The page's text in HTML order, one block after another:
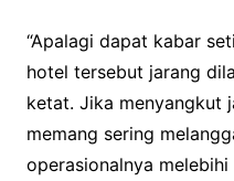
“Apalagi dapat kabar
hotel tersebut jarang
ketat. Jika menyangkut
memang sering
operasionalnya